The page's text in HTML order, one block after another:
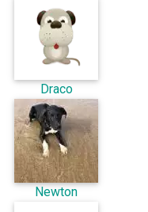
Draco
Newton